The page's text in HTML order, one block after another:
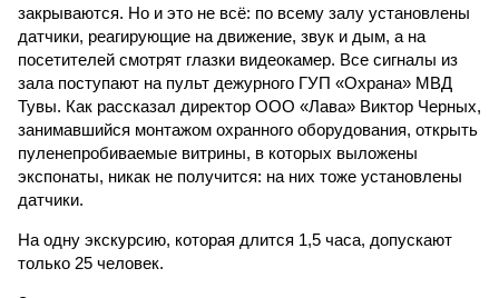
закрываются. Но и это не всё: по всему залу установлены
датчики, реагирующие на движение, звук и дым, а на
посетителей смотрят глазки видеокамер. Все сигналы из
зала поступают на пульт дежурного ГУП «Охрана» МВД
Тувы. Как рассказал директор ООО «Лава» Виктор Черных,
занимавшийся монтажом охранного оборудования, открыть
пуленепробиваемые витрины, в которых выложены
экспонаты, никак не получится: на них тоже установлены
датчики.
На одну экскурсию, которая длится 1,5 часа, допускают
только 25 человек.